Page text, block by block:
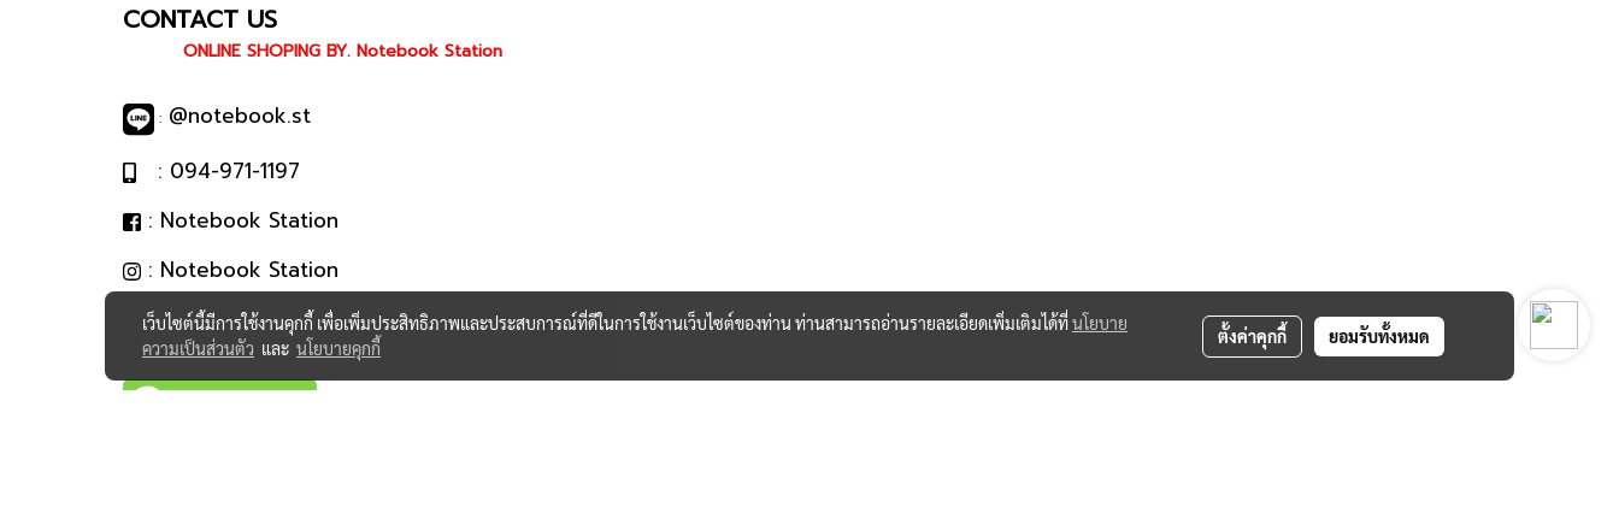
CONTACT US
ONLINE SHOPING BY. Notebook Station
: @notebook.st
: 094-971-1197
: Notebook Station
: Notebook Station
เว็บไซต์นี้มีการใช้งานคุกกี้ เพื่อเพิ่มประสิทธิภาพและประสบการณ์ที่ดีในการใช้งานเว็บไซต์ของท่าน ท่านสามารถอ่านรายละเอียดเพิ่มเติมได้ที่นโยบาย
ความเป็นส่วนตัว และ นโยบายคุกกี้
ตั้งค่าคุกกี้ ยอมรับทั้งหมด